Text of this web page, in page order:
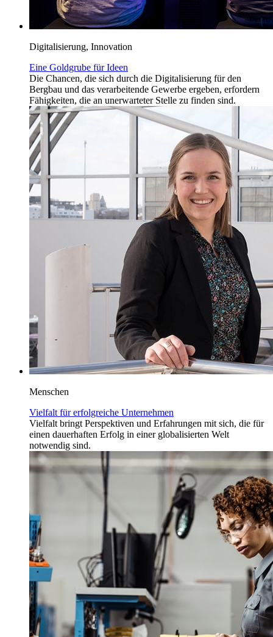
Digitalisierung, Innovation
Eine Goldgrube für Ideen
Die Chancen, die sich durch die Digitalisierung für den
Bergbau und das verarbeitende Gewerbe ergeben, erfordern
Fähigkeiten, die an unerwarteter Stelle zu finden sind.
Menschen
Vielfalt für erfolgreiche Unternehmen
Vielfalt bringt Perspektiven und Erfahrungen mit sich, die für
einen dauerhaften Erfolg in einer globalisierten Welt
notwendig sind.